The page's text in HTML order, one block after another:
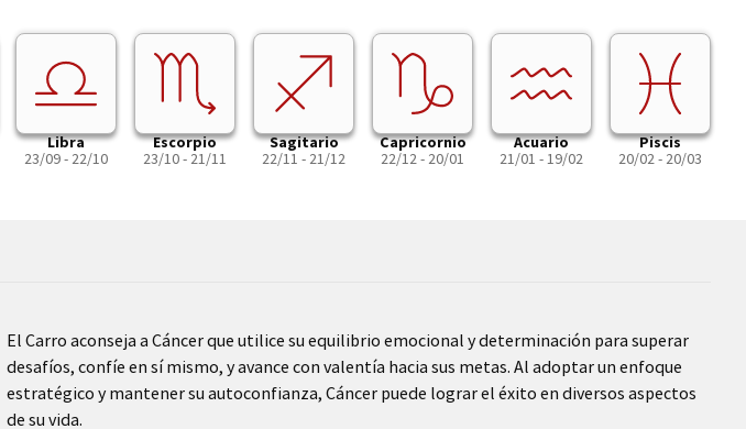
Libra
23/09 - 22/10
Escorpio
23/10 - 21/11
Sagitario
22/11 - 21/12
Capricornio
22/12 - 20/01
Acuario
21/01 - 19/02
Piscis
20/02 - 20/03
El Carro aconseja a Cáncer que utilice su equilibrio emocional y determinación para superar
desafíos, confíe en sí mismo, y avance con valentía hacia sus metas. Al adoptar un enfoque
estratégico y mantener su autoconfianza, Cáncer puede lograr el éxito en diversos aspectos
de su vida.